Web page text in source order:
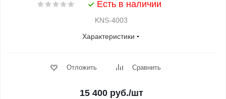
Есть в наличии
KNS-4003
Характеристики
Отложить Сравнить
15 400руб./шт